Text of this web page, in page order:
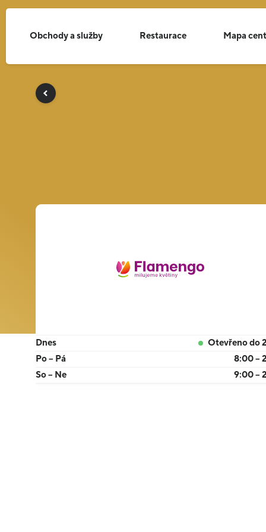
Obchody a služby Restaurace Mapa
Dnes
Otevřeno do
Po – Pá
8:00 –
So – Ne
9:00 –